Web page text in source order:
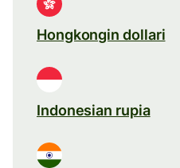
Hongkongin dollari
Indonesian rupia